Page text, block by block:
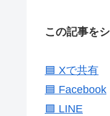
この記事を
🟦 Xで共有
🟦 Facebook
🟩 LINE